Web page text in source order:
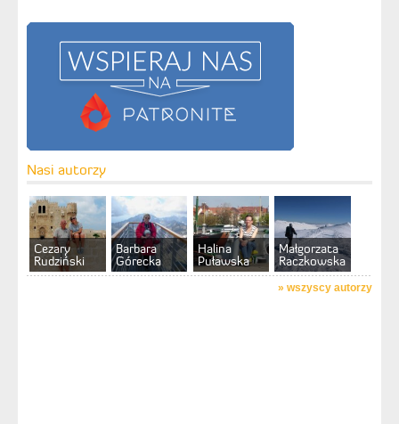
Nasi autorzy
Cezary
Rudziński
Barbara
Górecka
Halina
Puławska
Małgorzata
Raczkowska
» wszyscy autorzy